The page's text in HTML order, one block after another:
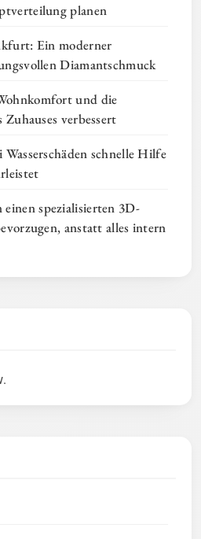
planen
Ein moderner
Diamantschmuck
und die
verbessert
schnelle Hilfe
spezialisierten 3D-
anstatt alles intern